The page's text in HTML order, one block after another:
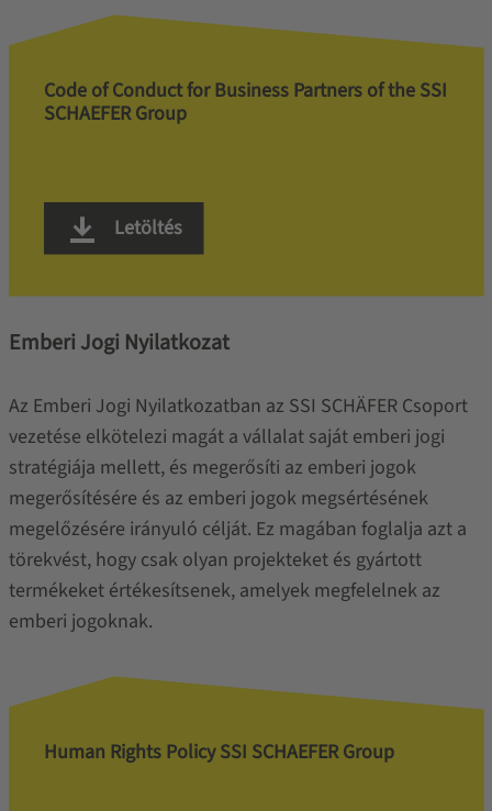
Code of Conduct for Business Partners of the SSI
SCHAEFER Group
Letöltés
Emberi Jogi Nyilatkozat
Az Emberi Jogi Nyilatkozatban az SSI SCHÄFER Csoport
vezetése elkötelezi magát a vállalat saját emberi jogi
stratégiája mellett, és megerősíti az emberi jogok
megerősítésére és az emberi jogok megsértésének
megelőzésére irányuló célját. Ez magában foglalja azt a
törekvést, hogy csak olyan projekteket és gyártott
termékeket értékesítsenek, amelyek megfelelnek az
emberi jogoknak.
Human Rights Policy SSI SCHAEFER Group